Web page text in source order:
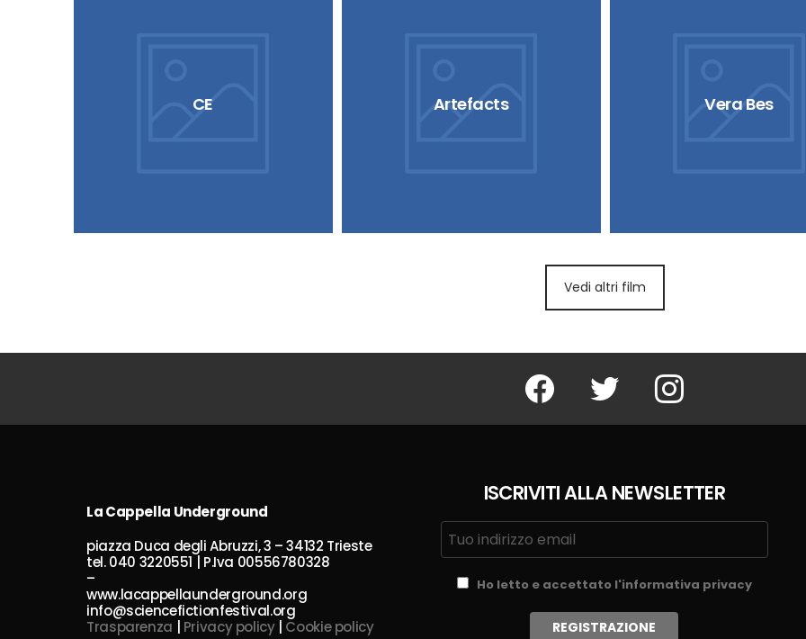
CE Artefacts Vera Bes
Vedi altri film
Facebook Twitter Instagram
La Cappella Underground
piazza Duca degli Abruzzi, 3 – 34132 Trieste
tel. 040 3220551 | P.Iva 00556780328
–
www.lacappellaunderground.org
info@sciencefictionfestival.org
Trasparenza | Privacy policy| Cookie policy
ISCRIVITI ALLA NEWSLETTER
Ho letto e accettato l'informativa privacy